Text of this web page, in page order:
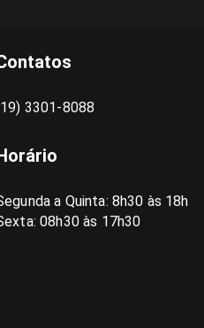
3301-8088
a Quinta: 8h30 às 18h
08h30 às 17h30